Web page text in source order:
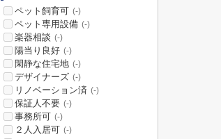
ペット飼育可 (-)
ペット専用設備 (-)
楽器相談 (-)
陽当り良好 (-)
閑静な住宅地 (-)
デザイナーズ (-)
リノベーション済 (-)
保証人不要 (-)
事務所可 (-)
２人入居可 (-)